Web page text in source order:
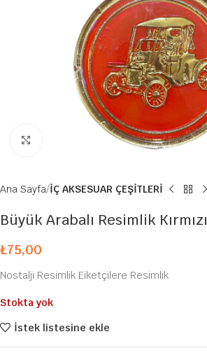
Büyütmek için tıklayın
Ana Sayfa İÇ AKSESUAR ÇEŞİTLERİ
Büyük Arabalı Resimlik Kırmızı
₺75,00
Nostalji Resimlik Eiketçilere Resimlik
Stokta yok
İstek listesine ekle